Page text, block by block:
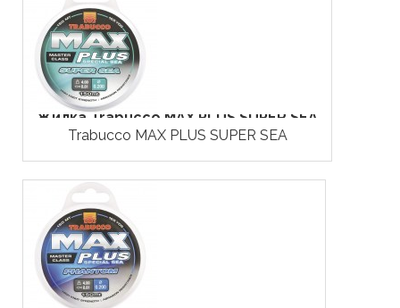
Жилка Trabucco MAX PLUS SUPER SEA
Trabucco MAX PLUS SUPER SEA